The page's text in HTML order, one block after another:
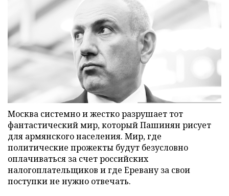
Москва системно и жестко разрушает тот
фантастический мир, который Пашинян рисует
для армянского населения. Мир, где
политические прожекты будут безусловно
оплачиваться за счет российских
налогоплательщиков и где Еревану за свои
поступки не нужно отвечать.